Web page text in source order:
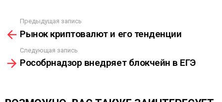
Ы
Л
К
А
м
р
ь
Предыдущая запись
Рынок криптовалют и его тенденции
Следующая запись
Рособрнадзор внедряет блокчейн в ЕГЭ